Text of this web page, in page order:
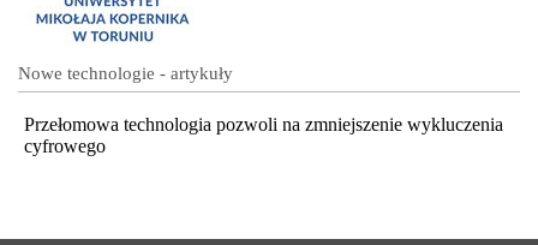
Nowe technologie - artykuły
Przełomowa technologia pozwoli na zmniejszenie wykluczenia
cyfrowego